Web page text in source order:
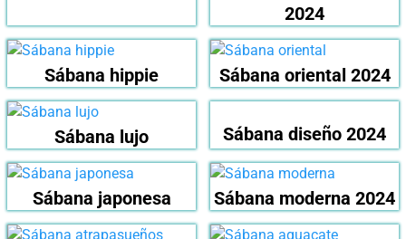
2024
Sábana hippie Sábana oriental 2024
Sábana lujo Sábana diseño 2024
Sábana japonesa Sábana moderna 2024